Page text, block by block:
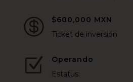

$600,000 MXN
Ticket de inversión
Z
Operando
Estatus: